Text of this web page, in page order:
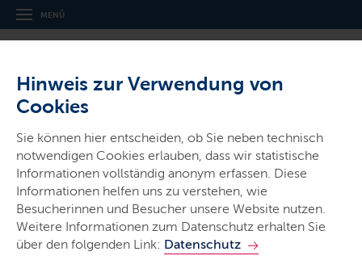
Hinweis zur Verwendung von
Cookies
Sie können hier entscheiden, ob Sie neben technisch
notwendigen Cookies erlauben, dass wir statistische
Informationen vollständig anonym erfassen. Diese
Informationen helfen uns zu verstehen, wie
Besucherinnen und Besucher unsere Website nutzen.
Weitere Informationen zum Datenschutz erhalten Sie
über den folgenden Link: Datenschutz
MENÜ
Thema
Technologietransfer